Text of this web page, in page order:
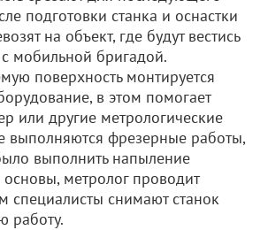
подготовки станка и оснастки
на объект, где будут вестись
мобильной бригадой.
поверхность монтируется
в этом помогает
или другие метрологические
выполняются фрезерные работы,
выполнить напыление
метролог проводит
специалисты снимают станок
работу.